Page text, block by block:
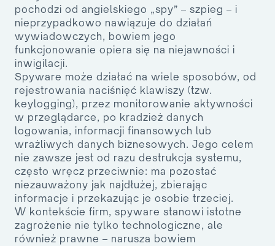
pochodzi od angielskiego „spy” – szpieg – i
nieprzypadkowo nawiązuje do działań
wywiadowczych, bowiem jego
funkcjonowanie opiera się na niejawności i
inwigilacji.
Spyware może działać na wiele sposobów, od
rejestrowania naciśnięć klawiszy (tzw.
keylogging), przez monitorowanie aktywności
w przeglądarce, po kradzież danych
logowania, informacji finansowych lub
wrażliwych danych biznesowych. Jego celem
nie zawsze jest od razu destrukcja systemu,
często wręcz przeciwnie: ma pozostać
niezauważony jak najdłużej, zbierając
informacje i przekazując je osobie trzeciej.
W kontekście firm, spyware stanowi istotne
zagrożenie nie tylko technologiczne, ale
również prawne – narusza bowiem